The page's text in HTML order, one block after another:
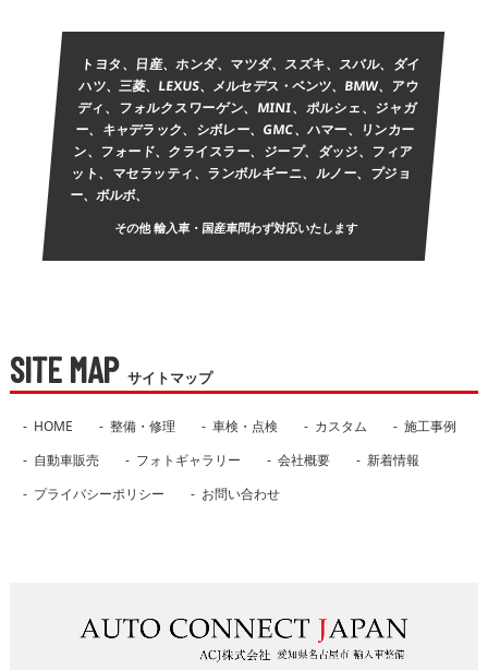
トヨタ、日産、ホンダ、マツダ、スズキ、スバル、ダイ
ハツ、三菱、LEXUS、メルセデス・ベンツ、BMW、アウ
ディ、フォルクスワーゲン、MINI、ポルシェ、ジャガ
ー、キャデラック、シボレー、GMC、ハマー、リンカー
ン、フォード、クライスラー、ジープ、ダッジ、フィア
ット、マセラッティ、ランボルギーニ、ルノー、プジョ
ー、ボルボ、
その他 輸入車・国産車問わず対応いたします
SITE MAP サイトマップ
HOME 整備・修理 車検・点検 カスタム
施工事例
自動車販売
フォトギャラリー 会社概要
新着情報
プライバシーポリシー
お問い合わせ